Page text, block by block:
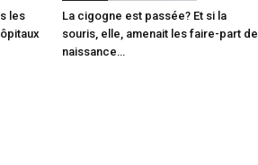
les
La cigogne est passée? Et si la
souris, elle, amenait les faire-part de
naissance…